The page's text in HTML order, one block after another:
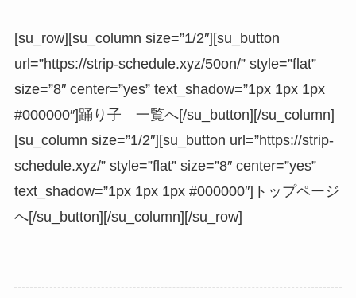
[su_row][su_column size=”1/2″][su_button
url=”https://strip-schedule.xyz/50on/” style=”flat”
size=”8″ center=”yes” text_shadow=”1px 1px 1px
#000000″]踊り子 一覧へ[/su_button][/su_column]
[su_column size=”1/2″][su_button url=”https://strip-
schedule.xyz/” style=”flat” size=”8″ center=”yes”
text_shadow=”1px 1px 1px #000000″]トップページ
へ[/su_button][/su_column][/su_row]